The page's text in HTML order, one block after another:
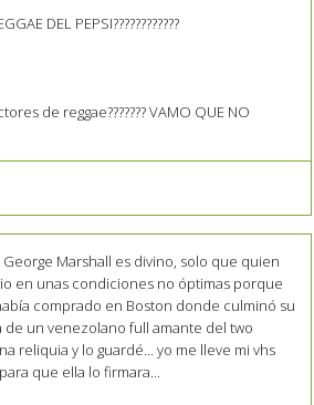
DEL PEPSI????????????
de reggae??????? VAMO QUE NO
Marshall es divino, solo que quien
en unas condiciones no óptimas porque
comprado en Boston donde culminó su
un venezolano full amante del two
reliquia y lo guardé... yo me lleve mi vhs
que ella lo firmara...